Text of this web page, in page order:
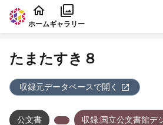
本文に飛ぶ
ホームギャラリー
たまたすき８
収録元データベースで開く
公文書 収録:国立公文書館デ